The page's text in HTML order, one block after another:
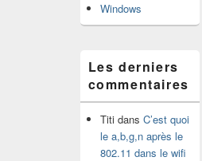
Windows
Les derniers
commentaires
Titidans C’est quoi
le a,b,g,n après le
802.11 dans le wifi